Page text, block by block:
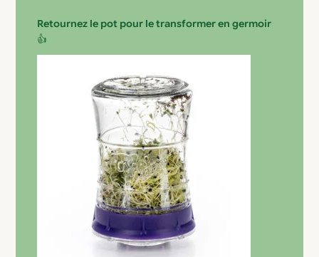
Retournez le pot pour le transformer en germoir
👍